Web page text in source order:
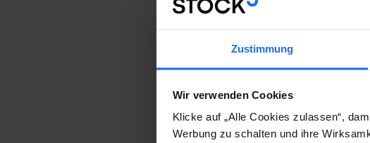
Zustimmung
Wir verwenden Cookies
Klicke auf „Alle Cookies zulassen“,
Werbung zu schalten und ihre
https://inside.stock3.com
stock3 AG
Juliane Paul
juliane.paul@stock3.com